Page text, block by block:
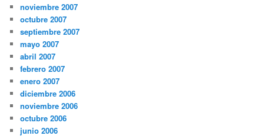
noviembre 2007
octubre 2007
septiembre 2007
mayo 2007
abril 2007
febrero 2007
enero 2007
diciembre 2006
noviembre 2006
octubre 2006
junio 2006